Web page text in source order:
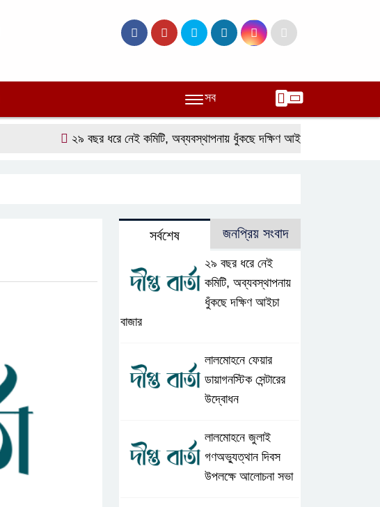
সব
২৯ বছর ধরে নেই কমিটি, অব্যবস্থাপনায় ধুঁকছে দক্ষিণ আইচা বাজার
সর্বশেষ জনপ্রিয় সংবাদ
২৯ বছর ধরে নেই
কমিটি, অব্যবস্থাপনায়
ধুঁকছে দক্ষিণ আইচা
বাজার
লালমোহনে ফেয়ার
ডায়াগনস্টিক সেন্টারের
উদ্বোধন
লালমোহনে জুলাই
গণঅভ্যুত্থান দিবস
উপলক্ষে আলোচনা সভা